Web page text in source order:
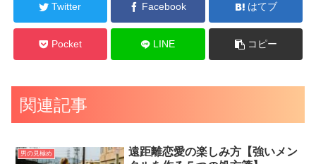
Twitter Facebook はてブ
Pocket LINE コピー
関連記事
男の見極め
遠距離恋愛の楽しみ方【強いメン